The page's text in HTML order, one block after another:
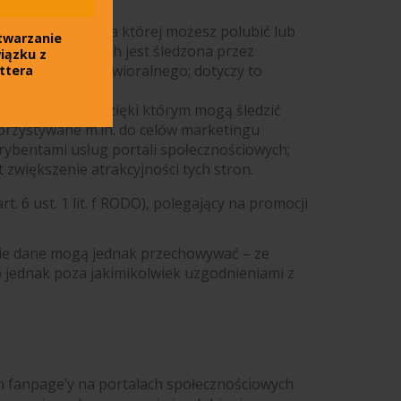
na której możesz polubić lub
jest śledzona przez
behawioralnego; dotyczy to
cookies, dzięki którym mogą śledzić
m.in. do celów marketingu
usług portali społecznościowych;
atrakcyjności tych stron.
6 ust. 1 lit. f RODO), polegający na promocji
dane mogą jednak przechowywać – ze
poza jakimikolwiek uzgodnieniami z
na portalach społecznościowych
z